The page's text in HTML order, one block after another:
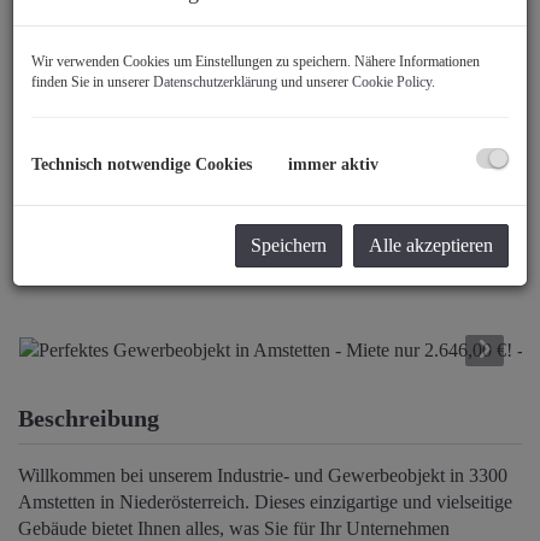
Beschreibung
Willkommen bei unserem Industrie- und Gewerbeobjekt in 3300
Amstetten in Niederösterreich. Dieses einzigartige und vielseitige
Gebäude bietet Ihnen alles, was Sie für Ihr Unternehmen
Wir verwenden Cookies um Einstellungen zu speichern. Nähere Informationen
finden Sie in unserer Datenschutzerklärung und unserer Cookie Policy.
Technisch notwendige Cookies immer aktiv
Speichern Alle akzeptieren